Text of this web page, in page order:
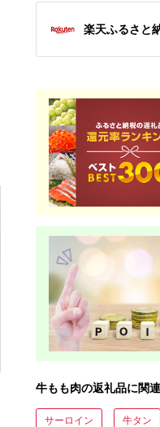
出典：楽天ふるさと納
和歌山県 那智勝浦町
【ふるさと納税】熊野
牛ももすき焼肉500グ
ラム（冷凍） | 那智勝
料無料 ふるさと納税
5.0
出
佐賀県
伊万里
定期便
入りす
楽天ふるさと
牛もも肉の返礼品に関
サーロイン 牛タン